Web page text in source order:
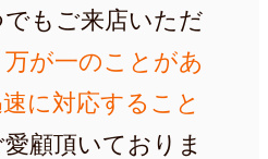
もご来店いただ
万が一のことがあ
に対応すること
愛顧頂いておりま